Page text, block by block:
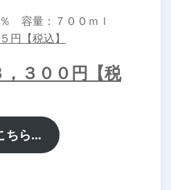
容量：７００ｍｌ
円【税込】
３００円【税
ちら…